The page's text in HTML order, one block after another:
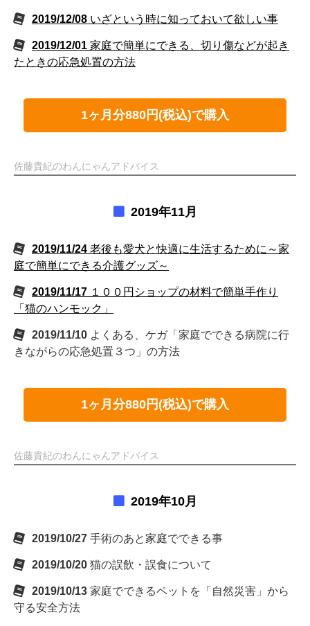
2019/12/08 いざという時に知っておいて欲しい事
2019/12/01 家庭で簡単にできる、切り傷などが起き
たときの応急処置の方法
1ヶ月分880円(税込)で購入
佐藤貴紀のわんにゃんアドバイス
2019年11月
2019/11/24 老後も愛犬と快適に生活するために～家
庭で簡単にできる介護グッズ～
2019/11/17 １００円ショップの材料で簡単手作り
「猫のハンモック」
2019/11/10 よくある、ケガ「家庭でできる病院に行
きながらの応急処置３つ」の方法
1ヶ月分880円(税込)で購入
佐藤貴紀のわんにゃんアドバイス
2019年10月
2019/10/27 手術のあと家庭でできる事
2019/10/20 猫の誤飲・誤食について
2019/10/13 家庭でできるペットを「自然災害」から
守る安全方法